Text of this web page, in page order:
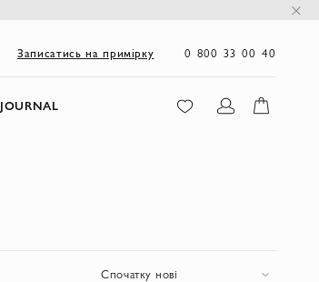
Записатись на примірку 0 800 33 00 40
JOURNAL
Спочатку нові